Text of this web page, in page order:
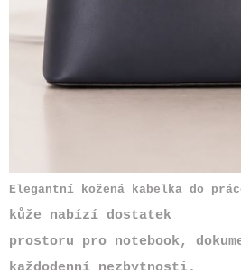
Elegantní kožená kabelka do
kůže nabízí dostatek
prostoru pro notebook,